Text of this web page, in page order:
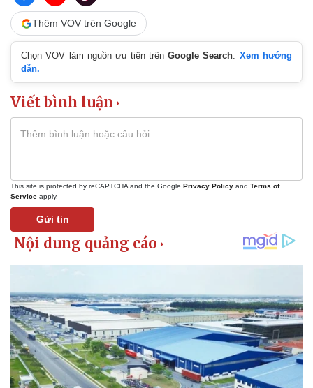
Pháp luật
Quân sự - Quốc phòng
Thêm VOV trên Google
Chọn VOV làm nguồn ưu tiên trênGoogle Search. Xem hướng
dẫn.
Viết bình luận
This site is protected by reCAPTCHA and the Google Privacy Policy and Terms of
Service apply.
Gửi tin